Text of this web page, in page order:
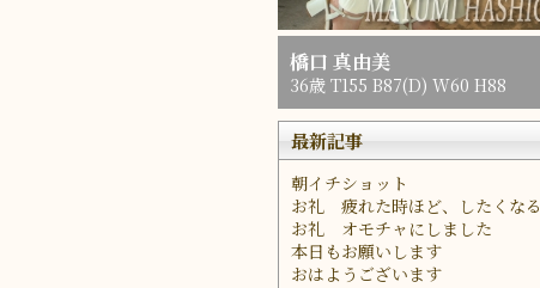
橋口 真由美
36歳 T155 B87(D) W60 H88
最新記事
朝イチショット
お礼 疲れた時ほど、したくなる
お礼 オモチャにしました
本日もお願いします
おはようございます